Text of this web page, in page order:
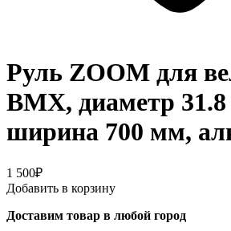
Руль ZOOM для
BMX, диаметр
ширина 700 мм,
1 500₽
Добавить в корзину
Доставим товар в любой город